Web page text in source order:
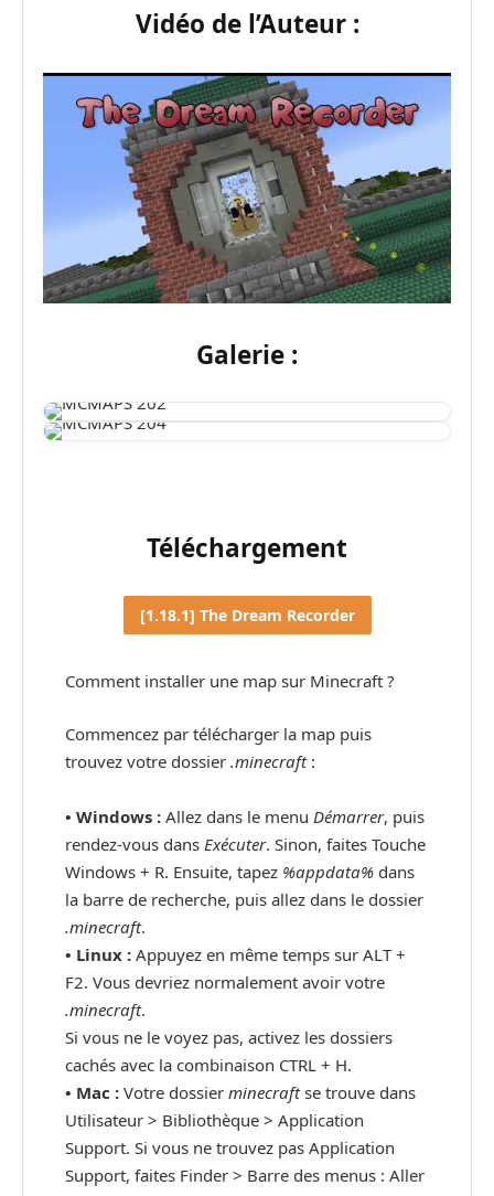
Vidéo de l’Auteur :
Galerie :
Téléchargement
[1.18.1] The Dream Recorder
Comment installer une map sur Minecraft ?
Commencez par télécharger la map puis
trouvez votre dossier .minecraft:
• Windows : Allez dans le menu Démarrer, puis
rendez-vous dans Exécuter. Sinon, faites Touche
Windows + R. Ensuite, tapez %appdata% dans
la barre de recherche, puis allez dans le dossier
.minecraft.
• Linux : Appuyez en même temps sur ALT +
F2. Vous devriez normalement avoir votre
.minecraft.
Si vous ne le voyez pas, activez les dossiers
cachés avec la combinaison CTRL + H.
• Mac : Votre dossier minecraftse trouve dans
Utilisateur > Bibliothèque > Application
Support. Si vous ne trouvez pas Application
Support, faites Finder > Barre des menus : Aller